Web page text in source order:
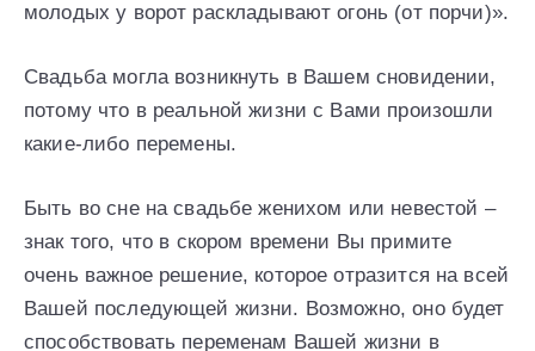
молодых у ворот раскладывают огонь (от порчи)».
Свадьба могла возникнуть в Вашем сновидении,
потому что в реальной жизни с Вами произошли
какие-либо перемены.
Быть во сне на свадьбе женихом или невестой –
знак того, что в скором времени Вы примите
очень важное решение, которое отразится на всей
Вашей последующей жизни. Возможно, оно будет
способствовать переменам Вашей жизни в